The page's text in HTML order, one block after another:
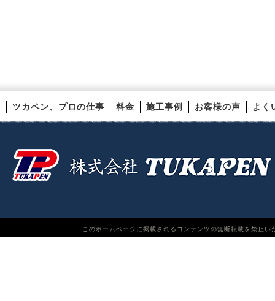
ツカペン、プロの仕事 料金 施工事例 お客様の声 よく
このホームページに掲載されるコンテンツの無断転載を禁